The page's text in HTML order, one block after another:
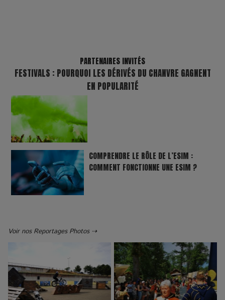
PARTENAIRES INVITÉS
FESTIVALS : POURQUOI LES DÉRIVÉS DU CHANVRE GAGNENT
EN POPULARITÉ
COMPRENDRE LE RÔLE DE L’ESIM :
COMMENT FONCTIONNE UNE ESIM ?
Voir nos Reportages Photos ⇢